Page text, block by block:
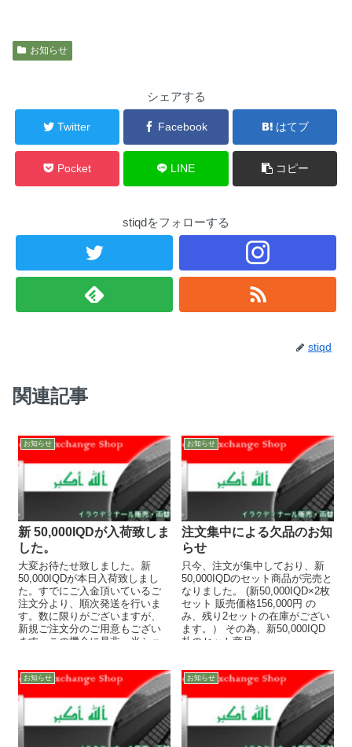
お知らせ
シェアする
Twitter Facebook はてブ
Pocket LINE コピー
stiqdをフォローする
stiqd
関連記事
お知らせ
新 50,000IQDが入荷致しま
した。
大変お待たせ致しました。新
50,000IQDが本日入荷致しまし
た。すでにご入金頂いているご
注文分より、順次発送を行いま
す。数に限りがございますが、
新規ご注文分のご用意もござい
ます。この機会に是非、当ショ
お知らせ
注文集中による欠品のお知
らせ
只今、注文が集中しており、新
50,000IQDのセット商品が完売と
なりました。 (新50,000IQD×2枚
セット 販売価格156,000円 の
み、残り2セットの在庫がござい
ます。） その為、新50,000IQD
札のセット商品...
お知らせ お知らせ